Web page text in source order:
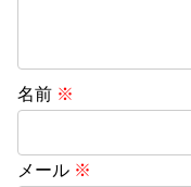
名前 ※
メール ※